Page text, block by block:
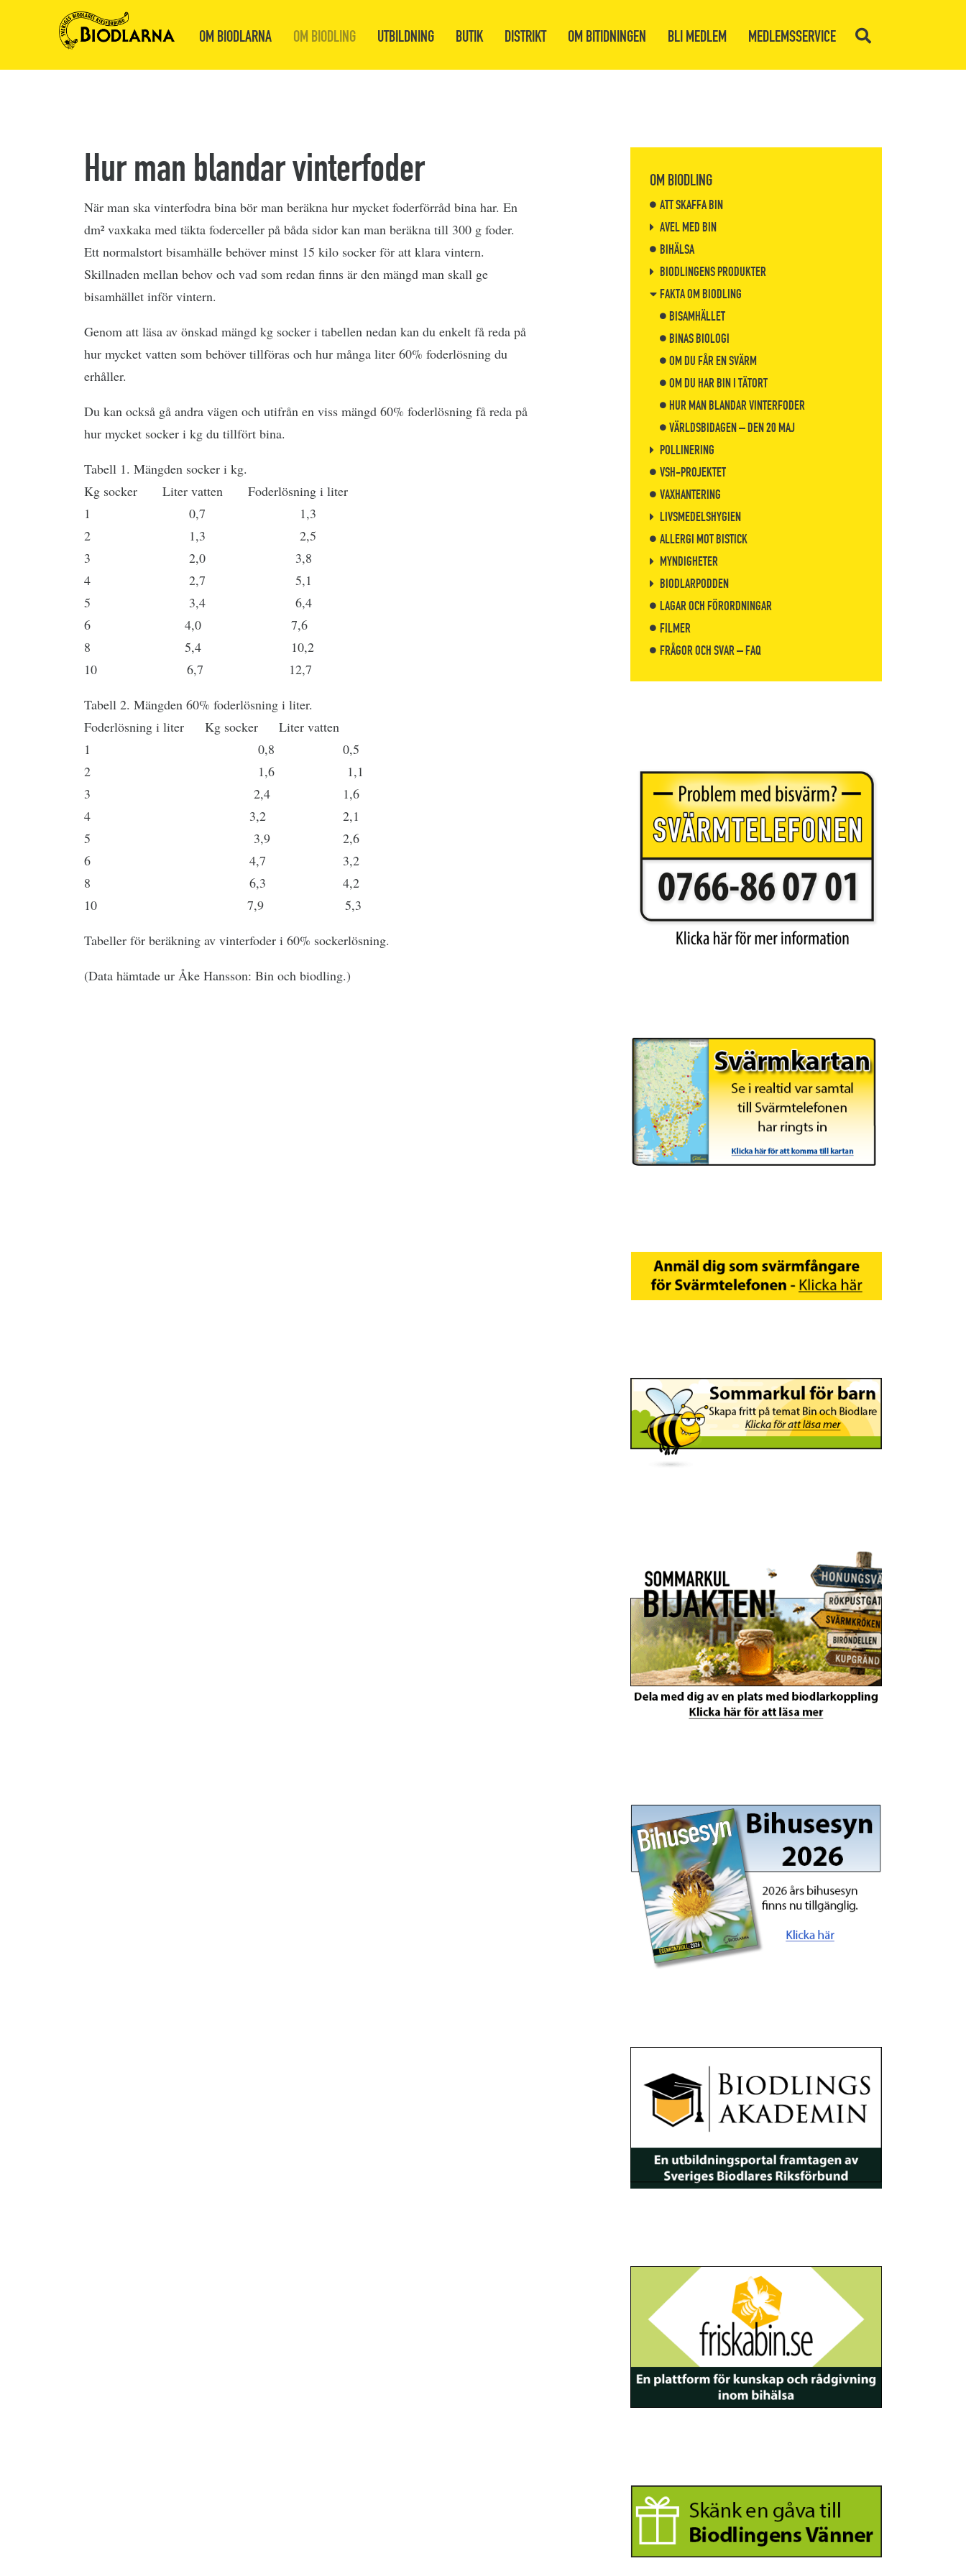
OM BIODLARNA OM BIODLING UTBILDNING BUTIK DISTRIKT OM BITIDNINGEN BLI MEDLEM MEDLEMSSERVICE
Hur man blandar vinterfoder
När man ska vinterfodra bina bör man beräkna hur mycket foderförråd bina har. En
dm² vaxkaka med täkta foderceller på båda sidor kan man beräkna till 300 g foder.
Ett normalstort bisamhälle behöver minst 15 kilo socker för att klara vintern.
Skillnaden mellan behov och vad som redan finns är den mängd man skall ge
bisamhället inför vintern.
Genom att läsa av önskad mängd kg socker i tabellen nedan kan du enkelt få reda på
hur mycket vatten som behöver tillföras och hur många liter 60% foderlösning du
erhåller.
Du kan också gå andra vägen och utifrån en viss mängd 60% foderlösning få reda på
hur mycket socker i kg du tillfört bina.
Tabell 1. Mängden socker i kg.
Kg socker Liter vatten Foderlösning i liter
1 0,7 1,3
2 1,3 2,5
3 2,0 3,8
4 2,7 5,1
5 3,4 6,4
6 4,0 7,6
8 5,4 10,2
10 6,7 12,7
Tabell 2. Mängden 60% foderlösning i liter.
Foderlösning i liter Kg socker Liter vatten
1 0,8 0,5
2 1,6 1,1
3 2,4 1,6
4 3,2 2,1
5 3,9 2,6
6 4,7 3,2
8 6,3 4,2
10 7,9 5,3
Tabeller för beräkning av vinterfoder i 60% sockerlösning.
(Data hämtade ur Åke Hansson: Bin och biodling.)
OM BIODLING
ATT SKAFFA BIN
AVEL MED BIN
BIHÄLSA
BIODLINGENS PRODUKTER
FAKTA OM BIODLING
BISAMHÄLLET
BINAS BIOLOGI
OM DU FÅR EN SVÄRM
OM DU HAR BIN I TÄTORT
HUR MAN BLANDAR VINTERFODER
VÄRLDSBIDAGEN – DEN 20 MAJ
POLLINERING
VSH-PROJEKTET
VAXHANTERING
LIVSMEDELSHYGIEN
ALLERGI MOT BISTICK
MYNDIGHETER
BIODLARPODDEN
LAGAR OCH FÖRORDNINGAR
FILMER
FRÅGOR OCH SVAR – FAQ